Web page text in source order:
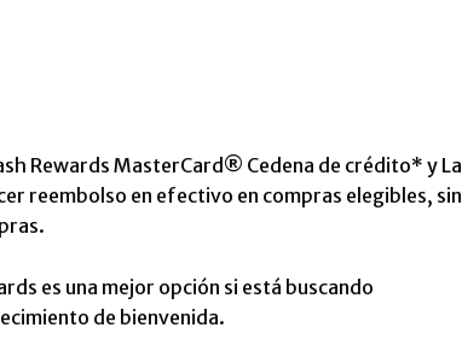
Rewards MasterCard® Cedena de crédito* y La
reembolso en efectivo en compras elegibles, sin
es una mejor opción si está buscando
de bienvenida.